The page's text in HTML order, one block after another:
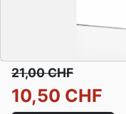
21,00 CHF
10,50 CHF